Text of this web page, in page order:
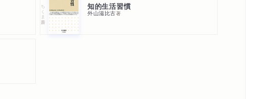
ちくま新書 知的生活習慣
外山滋比古著